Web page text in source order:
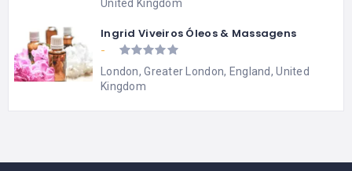
United Kingdom
Ingrid Viveiros Óleos & Massagens
-
London, Greater London, England, United
Kingdom